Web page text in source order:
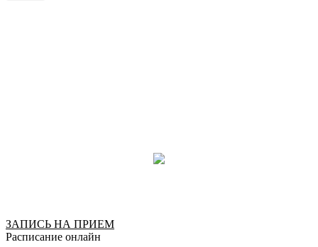
ЗАПИСЬ НА ПРИЕМ
Расписание онлайн